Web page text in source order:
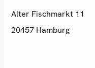
Alter Fischmarkt 11
20457 Hamburg